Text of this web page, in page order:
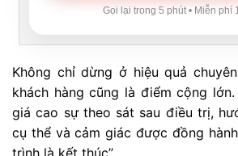
Gọi lại trong 5 phút • Miễn phí
Không chỉ dừng ở hiệu quả
khách hàng cũng là điểm cộng
giá cao sự theo sát sau điều trị,
cụ thể và cảm giác được đồng
trình là kết thúc”.